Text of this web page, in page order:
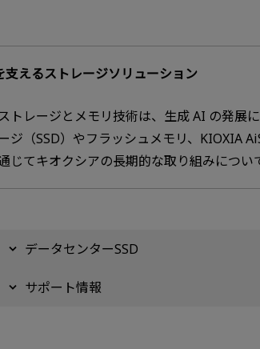
支えるストレージソリューション
トレージとメモリ技術は、生成 AI の発展
ジ（SSD）やフラッシュメモリ、KIOXIA
じてキオクシアの長期的な取り組みについ
データセンターSSD
サポート情報